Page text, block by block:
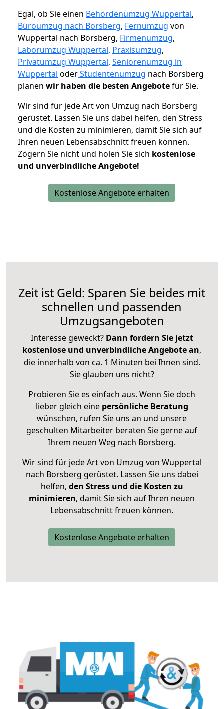
Egal, ob Sie einen Behördenumzug Wuppertal,
Büroumzug nach Borsberg, Fernumzug von
Wuppertal nach Borsberg, Firmenumzug,
Laborumzug Wuppertal, Praxisumzug,
Privatumzug Wuppertal, Seniorenumzug in
Wuppertal oderStudentenumzug nach Borsberg
planen wir haben die besten Angebotefür Sie.
Wir sind für jede Art von Umzug nach Borsberg
gerüstet. Lassen Sie uns dabei helfen, den Stress
und die Kosten zu minimieren, damit Sie sich auf
Ihren neuen Lebensabschnitt freuen können.
Zögern Sie nicht und holen Sie sich kostenlose
und unverbindliche Angebote!
Kostenlose Angebote erhalten
Zeit ist Geld: Sparen Sie beides mit
schnellen und passenden
Umzugsangeboten
Interesse geweckt? Dann fordern Sie jetzt
kostenlose und unverbindliche Angebote an,
die innerhalb von ca. 1 Minuten bei Ihnen sind.
Sie glauben uns nicht?
Probieren Sie es einfach aus. Wenn Sie doch
lieber gleich eine persönliche Beratung
wünschen, rufen Sie uns an und unsere
geschulten Mitarbeiter beraten Sie gerne auf
Ihrem neuen Weg nach Borsberg.
Wir sind für jede Art von Umzug von Wuppertal
nach Borsberg gerüstet. Lassen Sie uns dabei
helfen, den Stress und die Kosten zu
minimieren, damit Sie sich auf Ihren neuen
Lebensabschnitt freuen können.
Kostenlose Angebote erhalten